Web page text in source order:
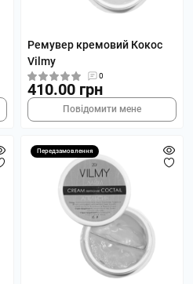
Ремувер кремовий Кокос
Vilmy
0
410.00 грн
Повідомити мене
Передзамовлення